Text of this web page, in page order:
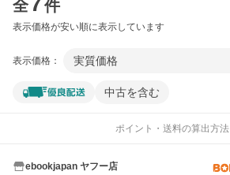
全 件
表示価格が安い順に表示しています
表示価格： 実質価格
中古を含む
ポイント・送料の算出方法
ebookjapan ヤフー店